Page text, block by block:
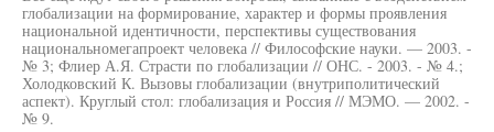
глобализации на формирование, характер и формы проявления
национальной идентичности, перспективы существования
национальномегапроект человека // Философские науки. — 2003. -
№ 3; Флиер А.Я. Страсти по глобализации // ОНС. - 2003. - № 4.;
Холодковский К. Вызовы глобализации (внутриполитический
аспект). Круглый стол: глобализация и Россия // МЭМО. — 2002. -
№ 9.